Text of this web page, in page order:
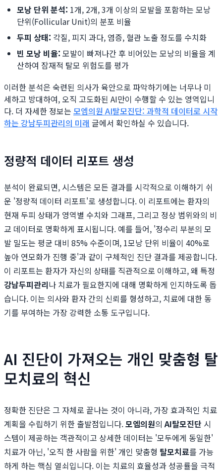
모낭 단위 분석: 1개, 2개, 3개 이상의 모발을 포함하는 모낭
단위(Follicular Unit)의 분포 비율
두피 상태: 각질, 피지 과다, 염증, 혈관 노출 정도를 수치화
빈 모낭 비율: 모발이 빠져나간 후 비어있는 모낭의 비율을 계
산하여 잠재적 탈모 위험도를 평가
이러한 분석은 숙련된 의사가 육안으로 파악하기에는 너무나 미
세하고 방대하여, 오직 고도화된 AI만이 수행할 수 있는 영역입니
다. 더 자세한 정보는 모엠의원 AI탈모진단: 과학적 데이터로 시작
하는 강남두피관리의 미래 글에서 확인하실 수 있습니다.
정량적 데이터 리포트 생성
분석이 완료되면, 시스템은 모든 결과를 시각적으로 이해하기 쉬
운 '정량적 데이터 리포트'로 생성합니다. 이 리포트에는 환자의
현재 두피 상태가 영역별 수치와 그래프, 그리고 정상 범위와의 비
교 데이터로 명확하게 표시됩니다. 예를 들어, '정수리 부분의 모
발 밀도는 평균 대비 85% 수준이며, 1모낭 단위 비율이 40%로
높아 연모화가 진행 중'과 같이 구체적인 진단 결과를 제공합니다.
이 리포트는 환자가 자신의 상태를 직관적으로 이해하고, 왜 특정
강남두피관리나 치료가 필요한지에 대해 명확하게 인지하도록 돕
습니다. 이는 의사와 환자 간의 신뢰를 형성하고, 치료에 대한 동
기를 부여하는 가장 강력한 소통 도구입니다.
AI 진단이 가져오는 개인 맞춤형 탈
모치료의 혁신
정확한 진단은 그 자체로 끝나는 것이 아니라, 가장 효과적인 치료
계획을 수립하기 위한 출발점입니다.모엠의원의AI탈모진단 시
스템이 제공하는 객관적이고 상세한 데이터는 '모두에게 동일한'
치료가 아닌, '오직 한 사람을 위한' 개인 맞춤형 탈모치료를 가능
하게 하는 핵심 열쇠입니다. 이는 치료의 효율성과 성공률을 극적